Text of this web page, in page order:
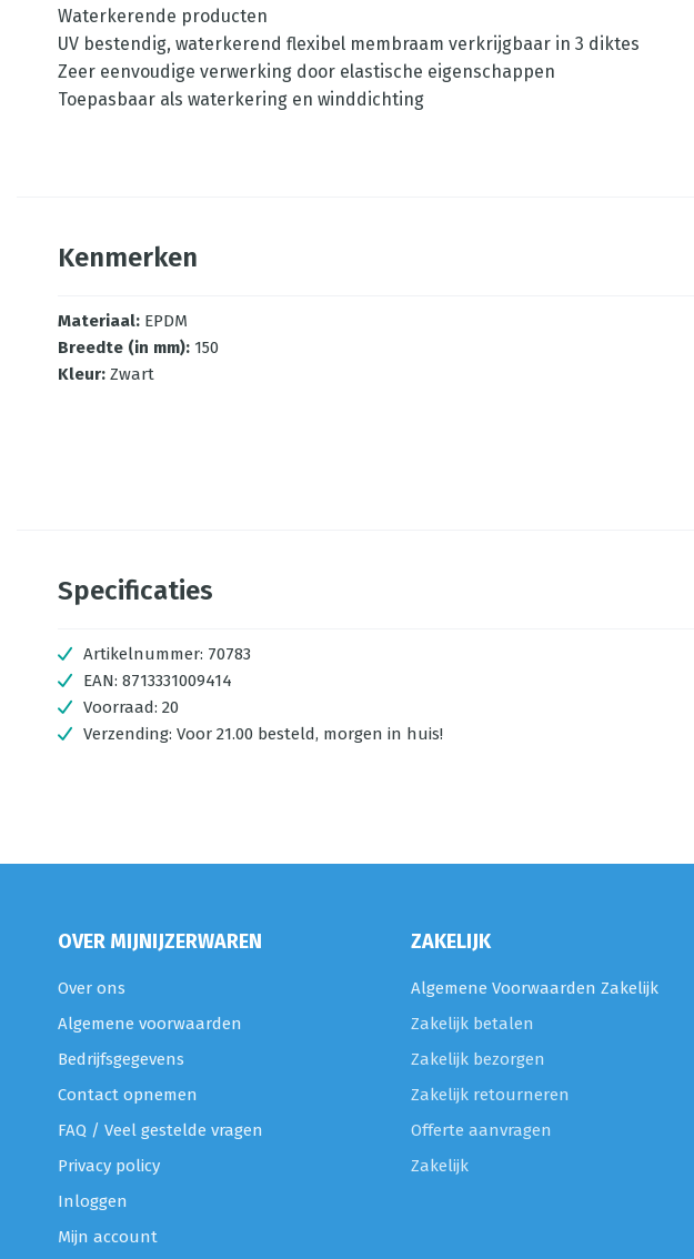
Waterkerende producten
UV bestendig, waterkerend flexibel membraam verkrijgbaar in 3 diktes
Zeer eenvoudige verwerking door elastische eigenschappen
Toepasbaar als waterkering en winddichting
Kenmerken
Materiaal: EPDM
Breedte (in mm): 150
Kleur: Zwart
Specificaties
Artikelnummer: 70783
EAN: 8713331009414
Voorraad: 20
Verzending: Voor 21.00 besteld, morgen in huis!
OVER MIJNIJZERWAREN
Over ons
Algemene voorwaarden
Bedrijfsgegevens
Contact opnemen
FAQ / Veel gestelde vragen
Privacy policy
Inloggen
Mijn account
ZAKELIJK
Algemene Voorwaarden Zakelijk
Zakelijk betalen
Zakelijk bezorgen
Zakelijk retourneren
Offerte aanvragen
Zakelijk